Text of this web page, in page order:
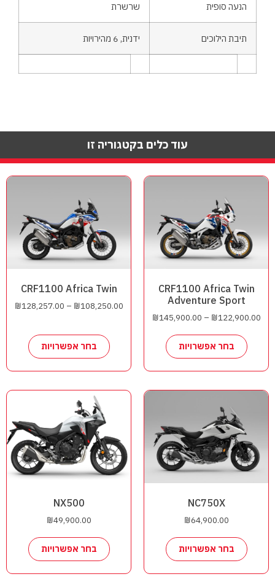
הנעה סופית שרשרת
תיבת הילוכים ידנית, 6 מהירויות
עוד כלים בקטגוריה זו
CRF1100 Africa Twin
Adventure Sport
₪122,900.00
–
₪145,900.00
בחר אפשרויות
CRF1100 Africa Twin
₪108,250.00
–
₪128,257.00
בחר אפשרויות
NC750X
₪64,900.00
בחר אפשרויות
NX500
₪49,900.00
בחר אפשרויות